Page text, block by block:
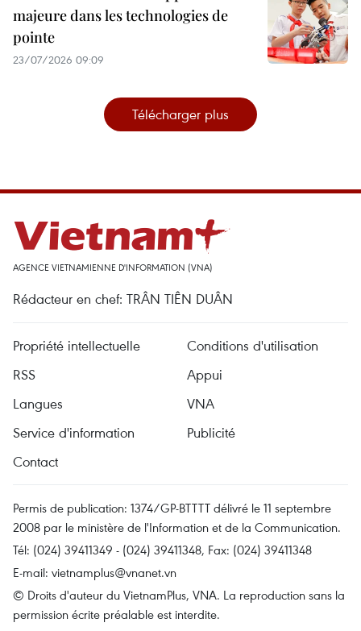
majeure dans les technologies de
pointe
23/07/2026 09:09
Télécharger plus
AGENCE VIETNAMIENNE D'INFORMATION (VNA)
Rédacteur en chef: TRÂN TIÊN DUÂN
Propriété intellectuelle
Conditions d'utilisation
RSS
Appui
Langues
VNA
Service d'information
Publicité
Contact
Permis de publication: 1374/GP-BTTTT délivré le 11 septembre
2008 par le ministère de l'Information et de la Communication.
Tél: (024) 39411349 - (024) 39411348, Fax: (024) 39411348
E-mail: vietnamplus@vnanet.vn
© Droits d'auteur du VietnamPlus, VNA. La reproduction sans la
permission écrite préalable est interdite.